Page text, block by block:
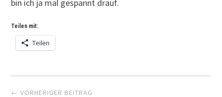
bin ich ja mal gespannt drauf.
Teilen mit:
Teilen
Artikel-
← VORHERIGER BEITRAG